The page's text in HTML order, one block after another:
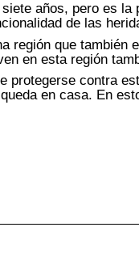
años, pero es
de las
región que
en esta región
protegerse contra
en casa. En